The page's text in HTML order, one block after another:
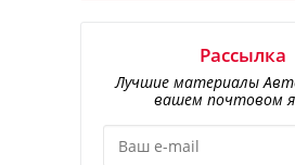
Рассылка
Лучшие материалы
вашем почтовом